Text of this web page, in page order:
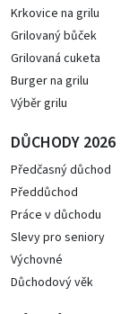
Krkovice na grilu
Grilovaný bůček
Grilovaná cuketa
Burger na grilu
Výběr grilu
DŮCHODY 2026
Předčasný důchod
Předdůchod
Práce v důchodu
Slevy pro seniory
Výchovné
Důchodový věk